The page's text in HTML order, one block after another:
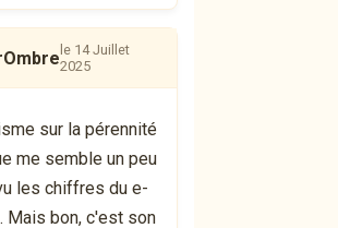
le 14 Juillet
2025
sur la pérennité
me semble un peu
les chiffres du e-
Mais bon, c'est son